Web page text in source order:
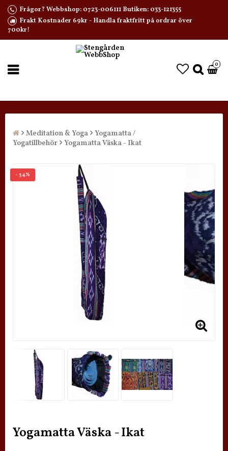
Frågor? Webbshop: 0723-006111 Butiken: 033-121355
Frakt Kostnader 69kr - Handla fraktfritt på ordrar över
700kr!
0
Meditation & Yoga
Yogamatta /
Yogatillbehör
Yogamatta Väska - Ikat
- 34%
Yogamatta Väska - Ikat